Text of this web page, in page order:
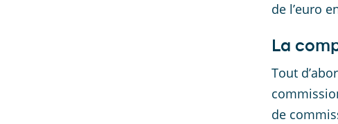
de l’euro
La
Tout
de